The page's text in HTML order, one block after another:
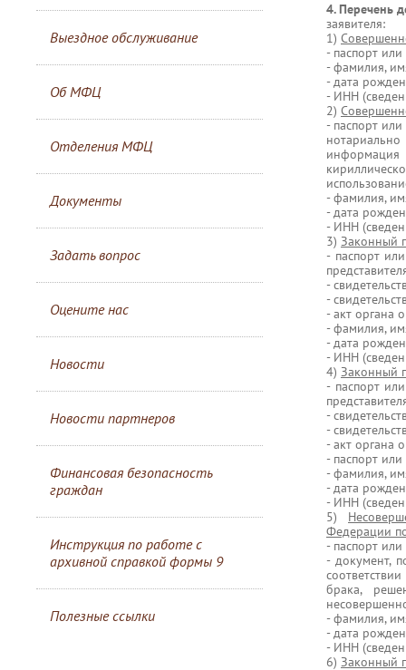
Выездное обслуживание
Об МФЦ
Отделения МФЦ
Документы
Задать вопрос
Оцените нас
Новости
Новости партнеров
Финансовая безопасность
граждан
Инструкция по работе с
архивной справкой формы 9
Полезные ссылки
4. Перечень
заявителя:
1)
- паспорт
- фамилия,
- дата
- ИНН
2)
- паспорт
информация
- фамилия,
- дата
- ИНН
3) Законный
- паспорт
-
-
- акт органа
- фамилия,
- дата
- ИНН
4) Законный
- паспорт
-
-
- акт органа
- паспорт
- фамилия,
- дата
- ИНН
5)
Федерации
- паспорт
- документ,
брака,
- фамилия,
- дата
- ИНН
6) Законный